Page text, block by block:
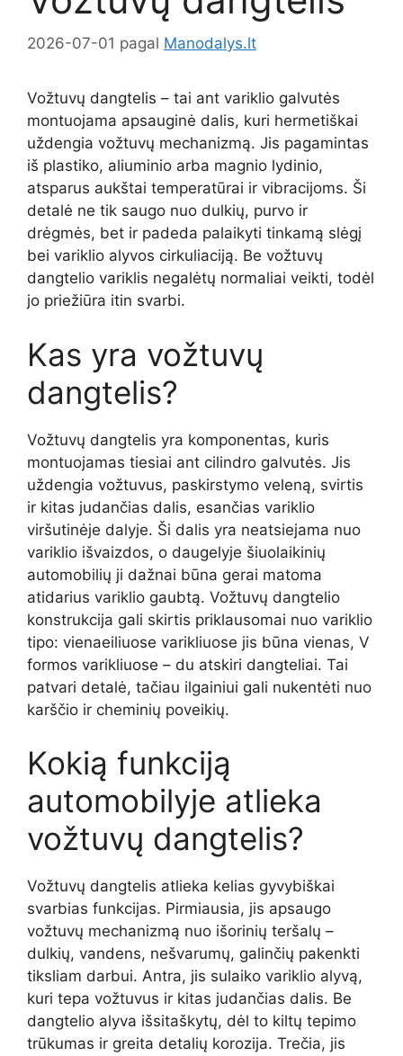
2026-07-01 pagal Manodalys.lt
Vožtuvų dangtelis – tai ant variklio galvutės
montuojama apsauginė dalis, kuri hermetiškai
uždengia vožtuvų mechanizmą. Jis pagamintas
iš plastiko, aliuminio arba magnio lydinio,
atsparus aukštai temperatūrai ir vibracijoms. Ši
detalė ne tik saugo nuo dulkių, purvo ir
drėgmės, bet ir padeda palaikyti tinkamą slėgį
bei variklio alyvos cirkuliaciją. Be vožtuvų
dangtelio variklis negalėtų normaliai veikti, todėl
jo priežiūra itin svarbi.
Kas yra vožtuvų
dangtelis?
Vožtuvų dangtelis yra komponentas, kuris
montuojamas tiesiai ant cilindro galvutės. Jis
uždengia vožtuvus, paskirstymo veleną, svirtis
ir kitas judančias dalis, esančias variklio
viršutinėje dalyje. Ši dalis yra neatsiejama nuo
variklio išvaizdos, o daugelyje šiuolaikinių
automobilių ji dažnai būna gerai matoma
atidarius variklio gaubtą. Vožtuvų dangtelio
konstrukcija gali skirtis priklausomai nuo variklio
tipo: vienaeiliuose varikliuose jis būna vienas, V
formos varikliuose – du atskiri dangteliai. Tai
patvari detalė, tačiau ilgainiui gali nukentėti nuo
karščio ir cheminių poveikių.
Kokią funkciją
automobilyje atlieka
vožtuvų dangtelis?
Vožtuvų dangtelis atlieka kelias gyvybiškai
svarbias funkcijas. Pirmiausia, jis apsaugo
vožtuvų mechanizmą nuo išorinių teršalų –
dulkių, vandens, nešvarumų, galinčių pakenkti
tiksliam darbui. Antra, jis sulaiko variklio alyvą,
kuri tepa vožtuvus ir kitas judančias dalis. Be
dangtelio alyva išsitaškytų, dėl to kiltų tepimo
trūkumas ir greita detalių korozija. Trečia, jis